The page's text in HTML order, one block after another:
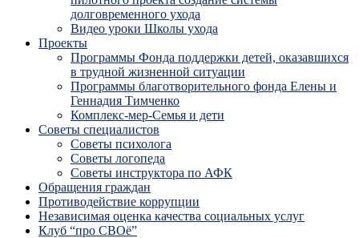
долговременного ухода
Видео уроки Школы ухода
Проекты
Программы Фонда поддержки детей, оказавшихся
в трудной жизненной ситуации
Программы благотворительного фонда Елены и
Геннадия Тимченко
Комплекс-мер-Семья и дети
Советы специалистов
Советы психолога
Советы логопеда
Советы инструктора по АФК
Обращения граждан
Противодействие коррупции
Независимая оценка качества социальных услуг
Клуб “про СВОё”